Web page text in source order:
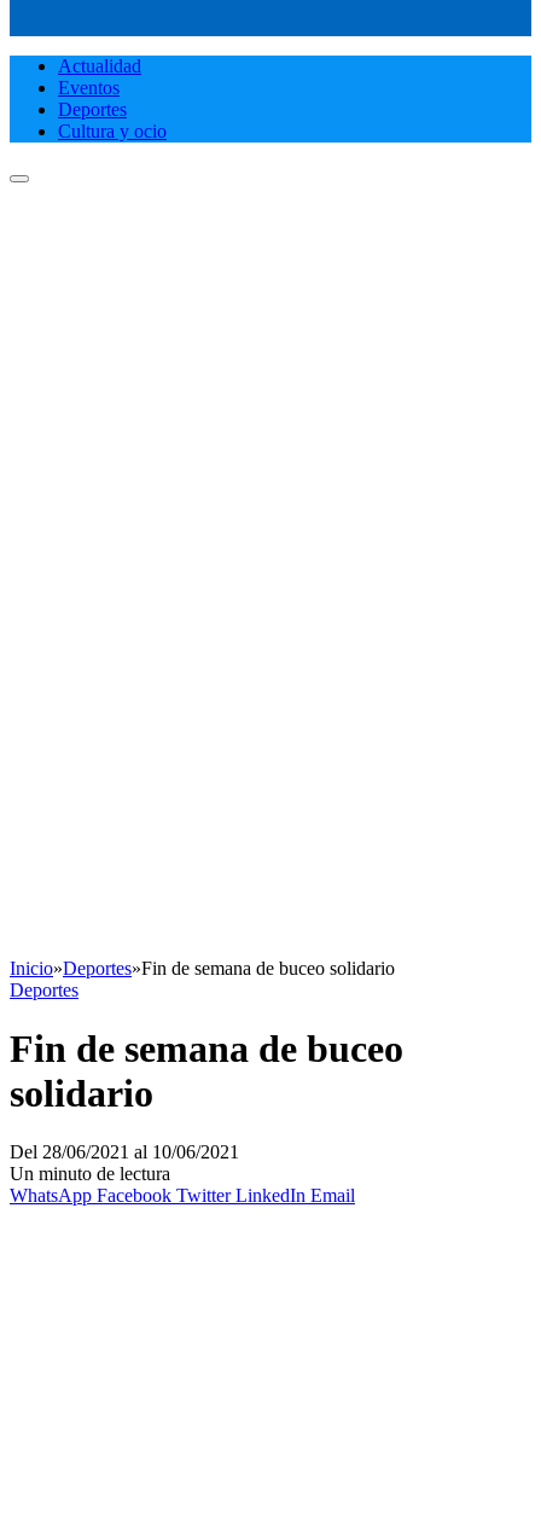
Actualidad
Eventos
Deportes
Cultura y ocio
Inicio»Deportes»Fin de semana de buceo solidario
Deportes
Fin de semana de buceo
solidario
Del 28/06/2021 al 10/06/2021
Un minuto de lectura
WhatsApp Facebook Twitter LinkedIn Email